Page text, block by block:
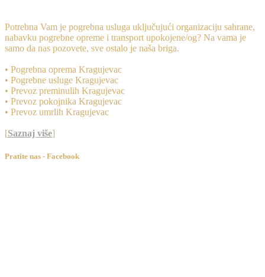
Potrebna Vam je pogrebna usluga uključujući organizaciju sahrane,
nabavku pogrebne opreme i transport upokojene/og? Na vama je
samo da nas pozovete, sve ostalo je naša briga.
• Pogrebna oprema Kragujevac
• Pogrebne usluge Kragujevac
• Prevoz preminulih Kragujevac
• Prevoz pokojnika Kragujevac
• Prevoz umrlih Kragujevac
[Saznaj više]
Pratite nas - Facebook